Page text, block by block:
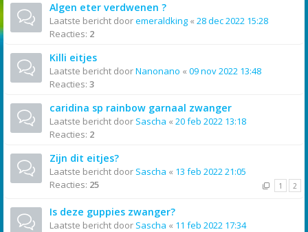
Algen eter verdwenen ?
Laatste bericht dooremeraldking « 28 dec 2022 15:28
Reacties: 2
Killi eitjes
Laatste bericht doorNanonano « 09 nov 2022 13:48
Reacties: 3
caridina sp rainbow garnaal zwanger
Laatste bericht door Sascha « 20 feb 2022 13:18
Reacties: 2
Zijn dit eitjes?
Laatste bericht door Sascha « 13 feb 2022 21:05
Reacties: 25 1 2
Is deze guppies zwanger?
Laatste bericht door Sascha « 11 feb 2022 17:34